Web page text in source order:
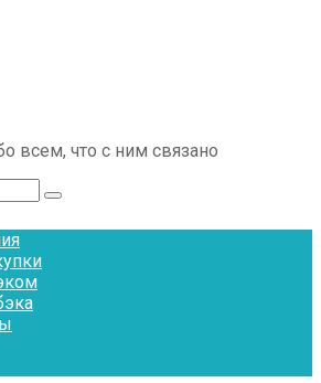
всем, что с ним связано